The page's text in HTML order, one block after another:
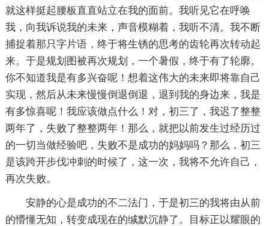
就这样挺起腰板直直站立在我的面前。我听见它在呼唤
我，向我诉说我的未来，声音模糊着，我听不清。我不断
捕捉着那只字片语，终于将生锈的思考的齿轮再次转动起
来。于是规划图被再次规划，一个暑假，终于有了轮廓。
你不知道我是有多兴奋呢！想着这伟大的未来即将靠自己
实现，然后从未来慢慢倒退倒退，退到我的身边来，我是
有多惊喜呢！我应该做点什么！对，初三了，我迟了整整
两年了，失败了整整两年！那么，就把以前发生过经历过
的一切当做经验吧，失败不是成功的妈妈吗？那么，初三
是该跨开步伐冲刺的时候了，这一次，我将不允许自己，
再次失败。
安静的心是成功的不二法门，于是初三的我将由从前
的懵懂无知，转变成现在的缄默沉静了。目标正以耀眼的